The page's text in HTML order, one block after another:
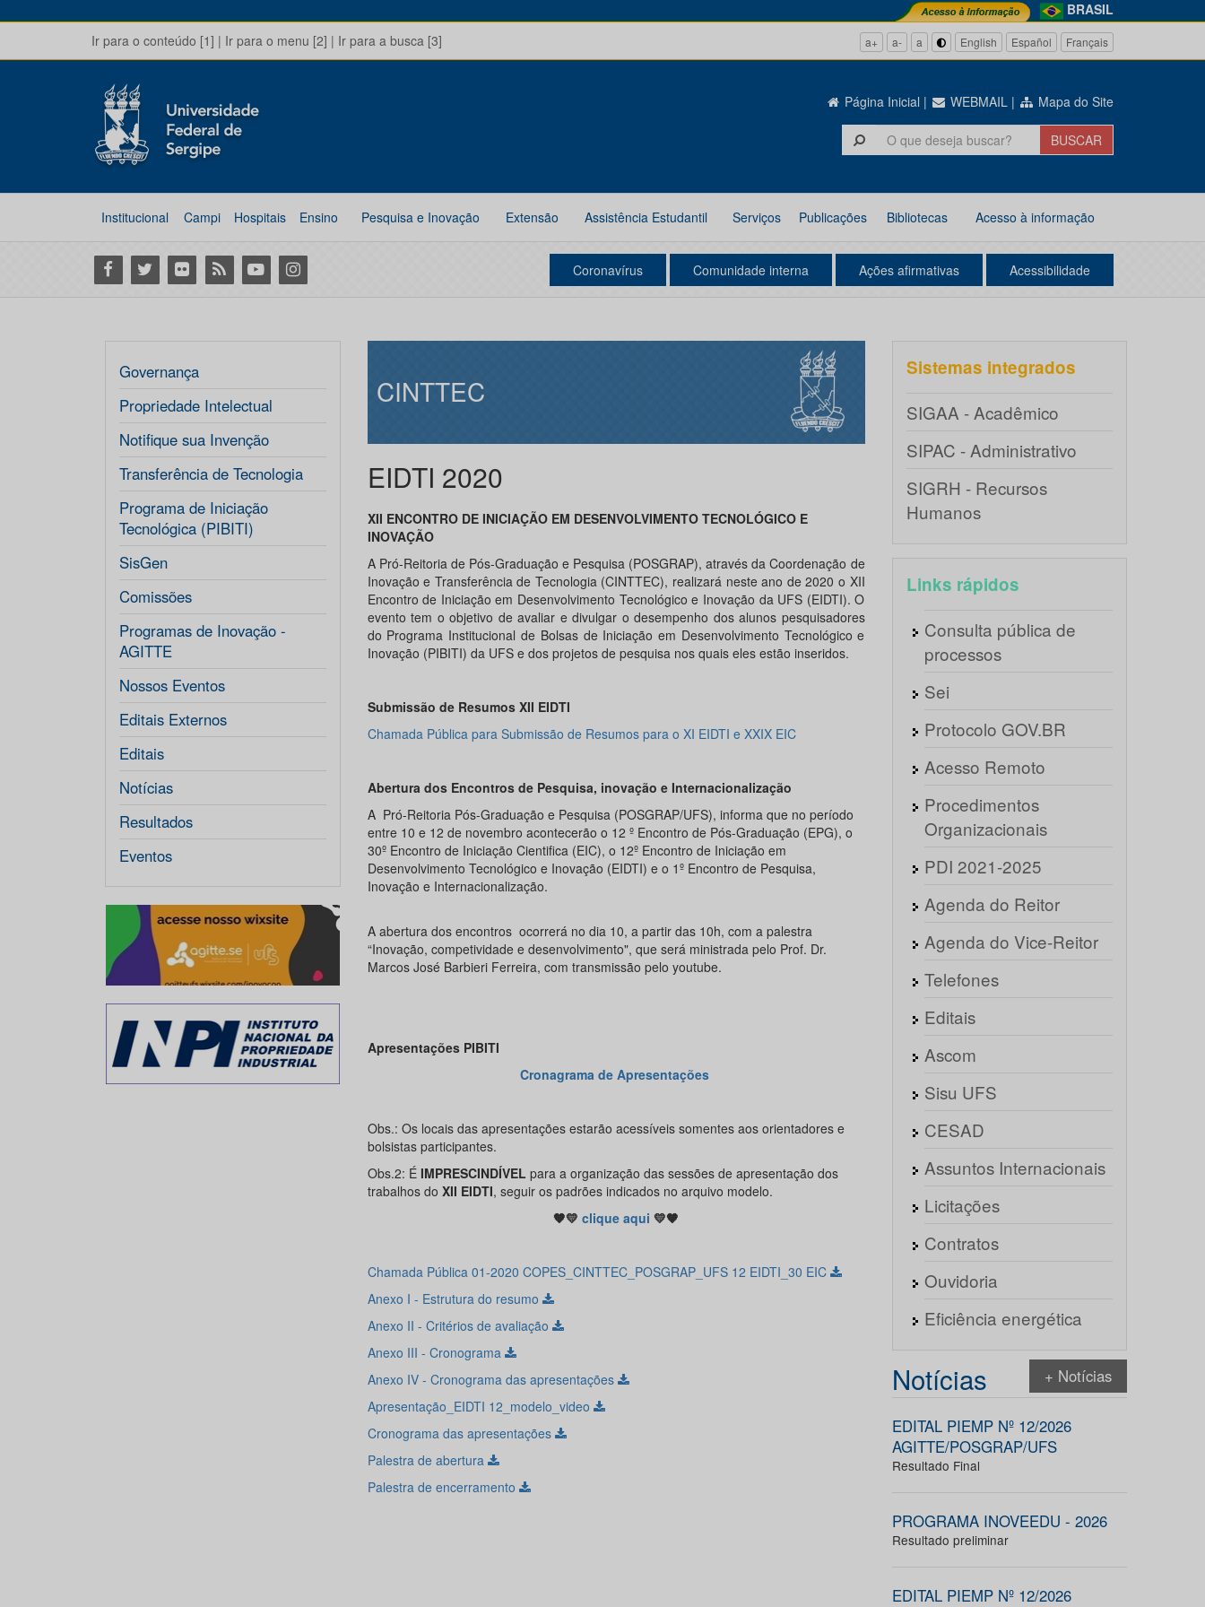
BRASIL
Ir para o conteúdo [1] | Ir para o menu [2] | Ir para a busca [3] a+ a- a English Español Français
Página Inicial | WEBMAIL | Mapa do Site
Institucional Campi Hospitais Ensino Pesquisa e Inovação Extensão Assistência Estudantil Serviços Publicações Bibliotecas Acesso à informação
Facebook
Twitter Flickr RSS YoutubeInstagram Coronavírus Comunidade interna Ações afirmativas Acessibilidade
Governança
Propriedade Intelectual
Notifique sua Invenção
Transferência de Tecnologia
Programa de Iniciação
Tecnológica (PIBITI)
SisGen
Comissões
Programas de Inovação -
AGITTE
Nossos Eventos
Editais Externos
Editais
Notícias
Resultados
Eventos
CINTTEC
EIDTI 2020
XII ENCONTRO DE INICIAÇÃO EM DESENVOLVIMENTO TECNOLÓGICO E
INOVAÇÃO
A Pró-Reitoria de Pós-Graduação e Pesquisa (POSGRAP), através da Coordenação de
Inovação e Transferência de Tecnologia (CINTTEC), realizará neste ano de 2020 o XII
Encontro de Iniciação em Desenvolvimento Tecnológico e Inovação da UFS (EIDTI). O
evento tem o objetivo de avaliar e divulgar o desempenho dos alunos pesquisadores
do Programa Institucional de Bolsas de Iniciação em Desenvolvimento Tecnológico e
Inovação (PIBITI) da UFS e dos projetos de pesquisa nos quais eles estão inseridos.
Submissão de Resumos XII EIDTI
Chamada Pública para Submissão de Resumos para o XI EIDTI e XXIX EIC
Abertura dos Encontros de Pesquisa, inovação e Internacionalização
A Pró-Reitoria Pós-Graduação e Pesquisa (POSGRAP/UFS), informa que no período
entre 10 e 12 de novembro acontecerão o 12 º Encontro de Pós-Graduação (EPG), o
30º Encontro de Iniciação Cientifica (EIC), o 12º Encontro de Iniciação em
Desenvolvimento Tecnológico e Inovação (EIDTI) e o 1º Encontro de Pesquisa,
Inovação e Internacionalização.
A abertura dos encontros ocorrerá no dia 10, a partir das 10h, com a palestra
“Inovação, competividade e desenvolvimento", que será ministrada pelo Prof. Dr.
Marcos José Barbieri Ferreira, com transmissão pelo youtube.
Apresentações PIBITI
Cronagrama de Apresentações
Obs.: Os locais das apresentações estarão acessíveis somentes aos orientadores e
bolsistas participantes.
Obs.2: É IMPRESCINDÍVEL para a organização das sessões de apresentação dos
trabalhos do XII EIDTI, seguir os padrões indicados no arquivo modelo.
🧡💛 clique aqui 💛🧡
Chamada Pública 01-2020 COPES_CINTTEC_POSGRAP_UFS 12 EIDTI_30 EIC
Anexo I - Estrutura do resumo
Anexo II - Critérios de avaliação
Anexo III - Cronograma
Anexo IV - Cronograma das apresentações
Apresentação_EIDTI 12_modelo_video
Cronograma das apresentações
Palestra de abertura
Palestra de encerramento
Sistemas integrados
SIGAA - Acadêmico
SIPAC - Administrativo
SIGRH - Recursos
Humanos
Links rápidos
Consulta pública de
processos
Sei
Protocolo GOV.BR
Acesso Remoto
Procedimentos
Organizacionais
PDI 2021-2025
Agenda do Reitor
Agenda do Vice-Reitor
Telefones
Editais
Ascom
Sisu UFS
CESAD
Assuntos Internacionais
Licitações
Contratos
Ouvidoria
Eficiência energética
Notícias + Notícias
EDITAL PIEMP Nº 12/2026
AGITTE/POSGRAP/UFS
Resultado Final
PROGRAMA INOVEEDU - 2026
Resultado preliminar
EDITAL PIEMP Nº 12/2026